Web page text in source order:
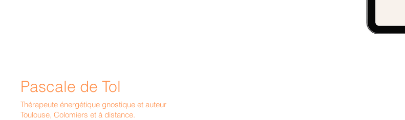
Pascale de Tol
Thérapeute énergétique gnostique et auteur
Toulouse, Colomiers et à distance.